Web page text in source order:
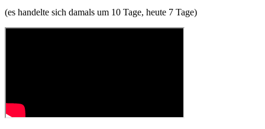
(es handelte sich damals um 10 Tage, heute 7 Tage)